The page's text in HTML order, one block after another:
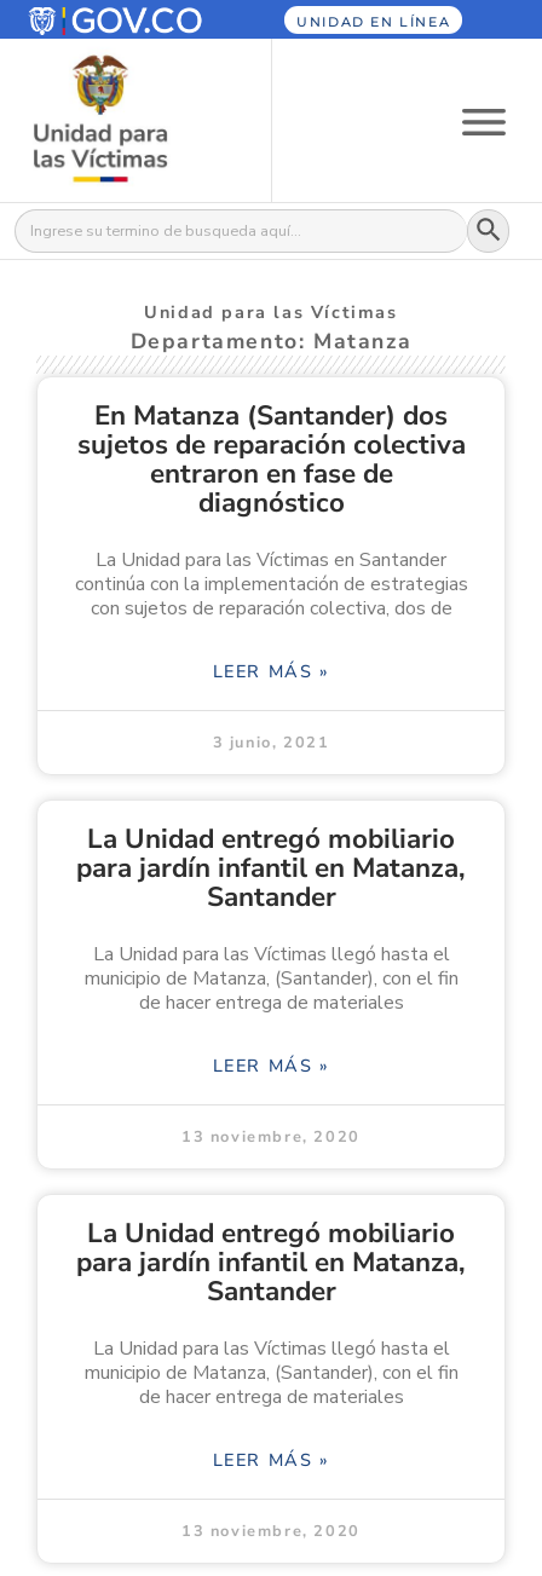
UNIDAD EN LÍNEA
Buscar: Botón
Unidad para las Víctimas
Departamento: Matanza
En Matanza (Santander) dos
sujetos de reparación colectiva
entraron en fase de
diagnóstico
La Unidad para las Víctimas en Santander
continúa con la implementación de estrategias
con sujetos de reparación colectiva, dos de
LEER MÁS »
3 junio, 2021
La Unidad entregó mobiliario
para jardín infantil en Matanza,
Santander
La Unidad para las Víctimas llegó hasta el
municipio de Matanza, (Santander), con el fin
de hacer entrega de materiales
LEER MÁS »
13 noviembre, 2020
La Unidad entregó mobiliario
para jardín infantil en Matanza,
Santander
La Unidad para las Víctimas llegó hasta el
municipio de Matanza, (Santander), con el fin
de hacer entrega de materiales
LEER MÁS »
13 noviembre, 2020